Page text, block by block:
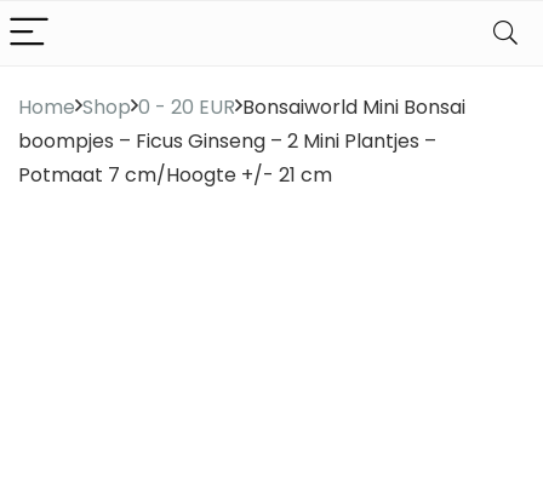
Home Shop 0 - 20 EUR Bonsaiworld Mini Bonsai
boompjes – Ficus Ginseng – 2 Mini Plantjes –
Potmaat 7 cm/Hoogte +/- 21 cm